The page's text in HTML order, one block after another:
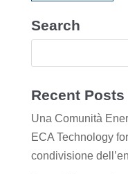
Search
Recent Posts
Una Comunità
ECA Technology
condivisione